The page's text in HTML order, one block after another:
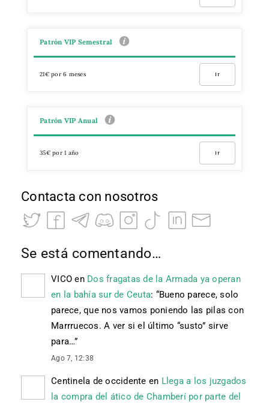
Patrón VIP Semestral
21€ por 6 meses Ir
Patrón VIP Anual
35€ por 1 año Ir
Contacta con nosotros
Se está comentando…
VICO en Dos fragatas de la Armada ya operan
en la bahía sur de Ceuta: “Bueno parece, solo
parece, que nos vamos poniendo las pilas con
Marrruecos. A ver si el último “susto” sirve
para…”
Ago 7, 12:38
Centinela de occidente en Llega a los juzgados
la compra del ático de Chamberí por parte del